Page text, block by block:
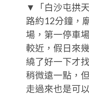
▼「白沙屯拱
路約12分鐘，
場，第一停車
較近，假日來
繞了好一下才
稍微遠一點，
走過來也是可